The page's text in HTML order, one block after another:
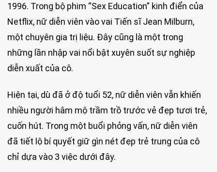
1996. Trong bộ phim “Sex Education” kinh điển của
Netflix, nữ diễn viên vào vai Tiến sĩ Jean Milburn,
một chuyên gia trị liệu. Đây cũng là một trong
những lần nhập vai nổi bật xuyên suốt sự nghiệp
diễn xuất của cô.
Hiện tại, dù đã ở độ tuổi 52, nữ diễn viên vẫn khiến
nhiều người hâm mộ trầm trồ trước vẻ đẹp tươi trẻ,
cuốn hút. Trong một buổi phỏng vấn, nữ diễn viên
đã tiết lộ bí quyết giữ gìn nét đẹp trẻ trung của cô
chỉ dựa vào 3 việc dưới đây.